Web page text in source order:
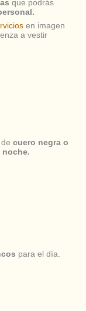
que podrás
en imagen
a vestir
cuero negra o
noche.
para el día.